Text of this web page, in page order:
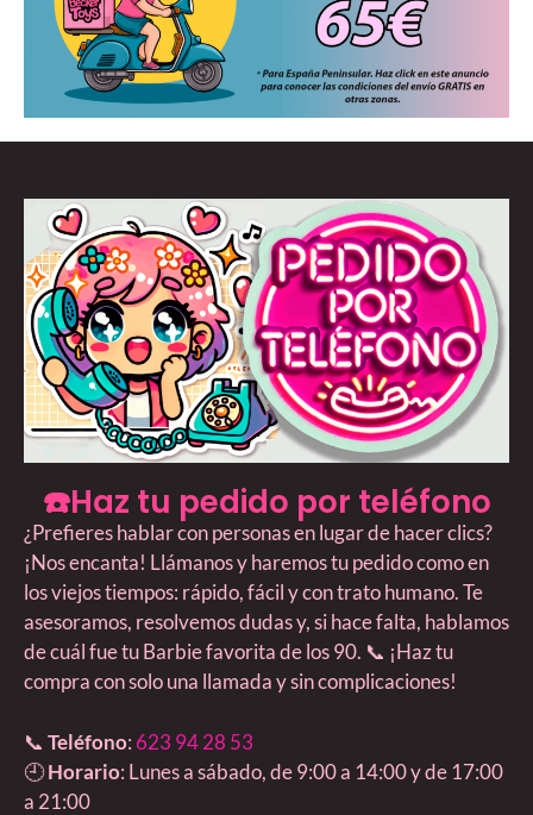
☎️Haz tu pedido por teléfono
¿Prefieres hablar con personas en lugar de hacer clics?
¡Nos encanta! Llámanos y haremos tu pedido como en
los viejos tiempos: rápido, fácil y con trato humano. Te
asesoramos, resolvemos dudas y, si hace falta, hablamos
de cuál fue tu Barbie favorita de los 90. 📞 ¡Haz tu
compra con solo una llamada y sin complicaciones!
📞 Teléfono: 623 94 28 53
🕘Horario: Lunes a sábado, de 9:00 a 14:00 y de 17:00
a 21:00